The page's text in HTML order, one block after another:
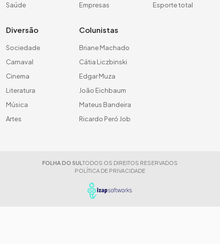
Saúde
Empresas
Esporte total
Diversão
Sociedade
Carnaval
Cinema
Literatura
Música
Artes
Colunistas
Briane Machado
Cátia Liczbinski
Edgar Muza
João Eichbaum
Mateus Bandeira
Ricardo Peró Job
FOLHA DO SUL TODOS OS DIREITOS RESERVADOS
POLÍTICA DE PRIVACIDADE